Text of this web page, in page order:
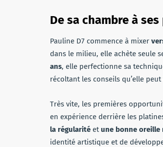
De sa chambre à
Pauline D7 commence à mixer
dans le milieu, elle achète seule
ans, elle perfectionne sa
récoltant les conseils qu’elle
Très vite, les premières
en expérience derrière les
la régularité et une bonne oreille
identité artistique et de